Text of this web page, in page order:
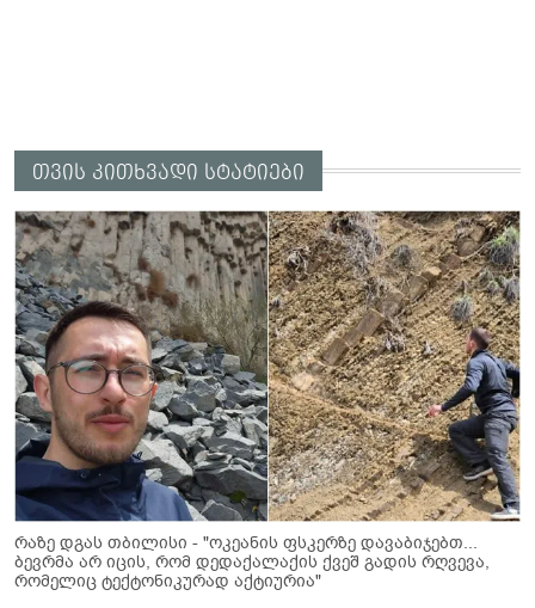
თვის კითხვადი სტატიები
რაზე დგას თბილისი - "ოკეანის ფსკერზე დავაბიჯებთ...
ბევრმა არ იცის, რომ დედაქალაქის ქვეშ გადის რღვევა,
რომელიც ტექტონიკურად აქტიურია"